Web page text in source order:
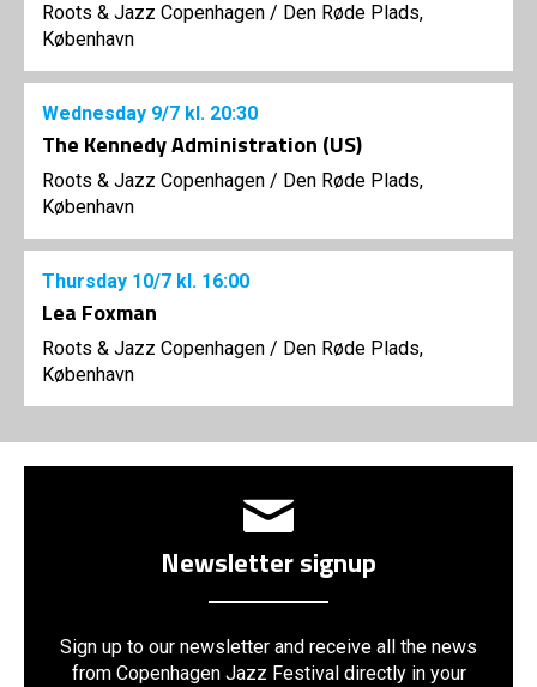
Roots & Jazz Copenhagen / Den Røde Plads,
København
Wednesday 9/7 kl. 20:30
The Kennedy Administration (US)
Roots & Jazz Copenhagen / Den Røde Plads,
København
Thursday 10/7 kl. 16:00
Lea Foxman
Roots & Jazz Copenhagen / Den Røde Plads,
København
Newsletter signup
Sign up to our newsletter and receive all the news
from Copenhagen Jazz Festival directly in your